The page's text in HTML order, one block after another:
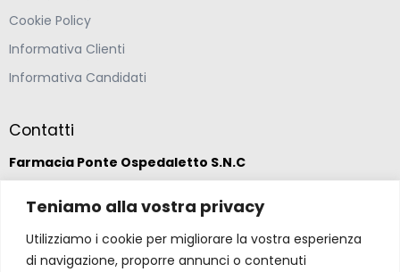
Teniamo alla vostra privacy
Utilizziamo i cookie per migliorare la vostra esperienza
di navigazione, proporre annunci o contenuti
Cookie Policy
Informativa Clienti
Informativa Candidati
Contatti
Farmacia Ponte Ospedaletto S.N.C
Via della Solidarietà 2,
47020 Longiano, Forlì-Cesena